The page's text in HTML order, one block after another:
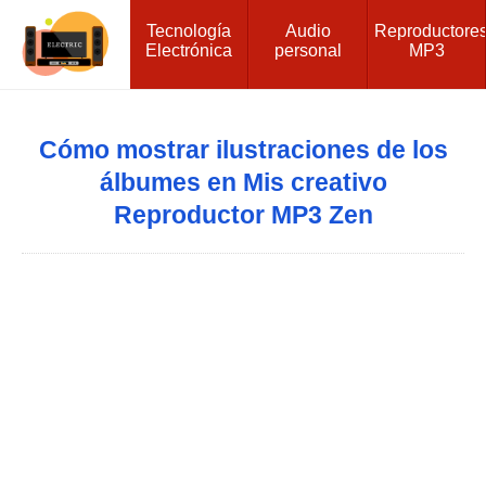
Tecnología
Electrónica
Audio
personal
MP3
Cómo mostrar ilustraciones de los
álbumes en Mis creativo
Reproductor MP3 Zen